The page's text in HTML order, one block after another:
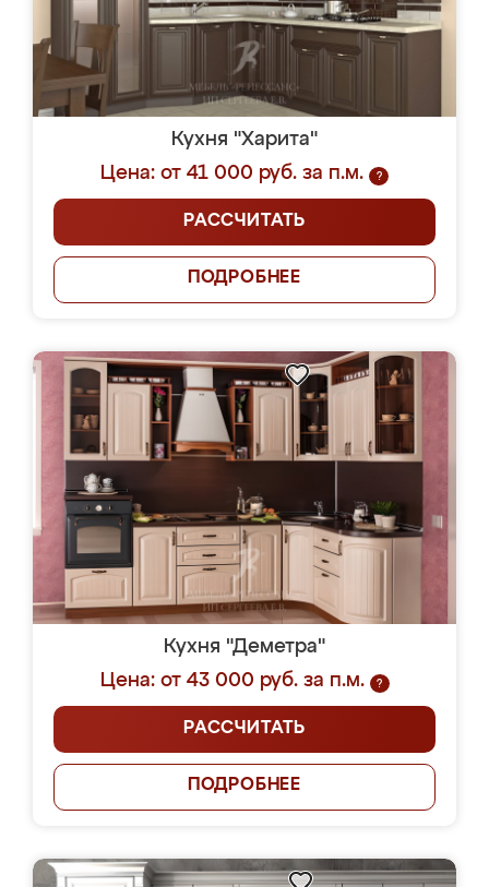
Кухня "Харита"
Цена: от 41 000 руб. за п.м.
?
РАССЧИТАТЬ
ПОДРОБНЕЕ
Кухня "Деметра"
Цена: от 43 000 руб. за п.м.
?
РАССЧИТАТЬ
ПОДРОБНЕЕ